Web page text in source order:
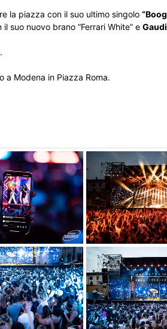
la piazza con il suo ultimo singolo
il suo nuovo brano “Ferrari White” e
.
a Modena in Piazza Roma.